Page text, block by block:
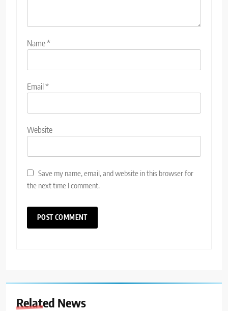
Name*
Email *
Website
Save my name, email, and website in this browser for
the next time I comment.
Related News